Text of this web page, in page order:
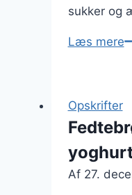
sukker og
Læs mere
Opskrifter
Af 27.